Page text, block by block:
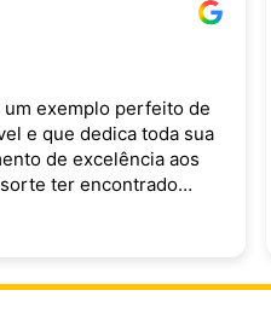
exemplo perfeito de
e que dedica toda sua
de excelência aos
ter encontrado